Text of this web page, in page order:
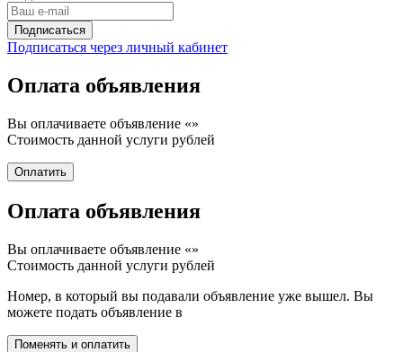
Подписаться через личный кабинет
Оплата объявления
Вы оплачиваете объявление «»
Стоимость данной услуги рублей
Оплата объявления
Вы оплачиваете объявление «»
Стоимость данной услуги рублей
Номер, в который вы подавали объявление уже вышел. Вы
можете подать объявление в